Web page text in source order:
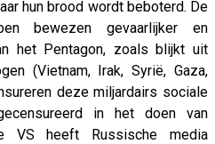
hun brood wordt beboterd. De
bewezen gevaarlijker en
het Pentagon, zoals blijkt uit
(Vietnam, Irak, Syrië, Gaza,
deze miljardairs sociale
in het doen van
VS heeft Russische media